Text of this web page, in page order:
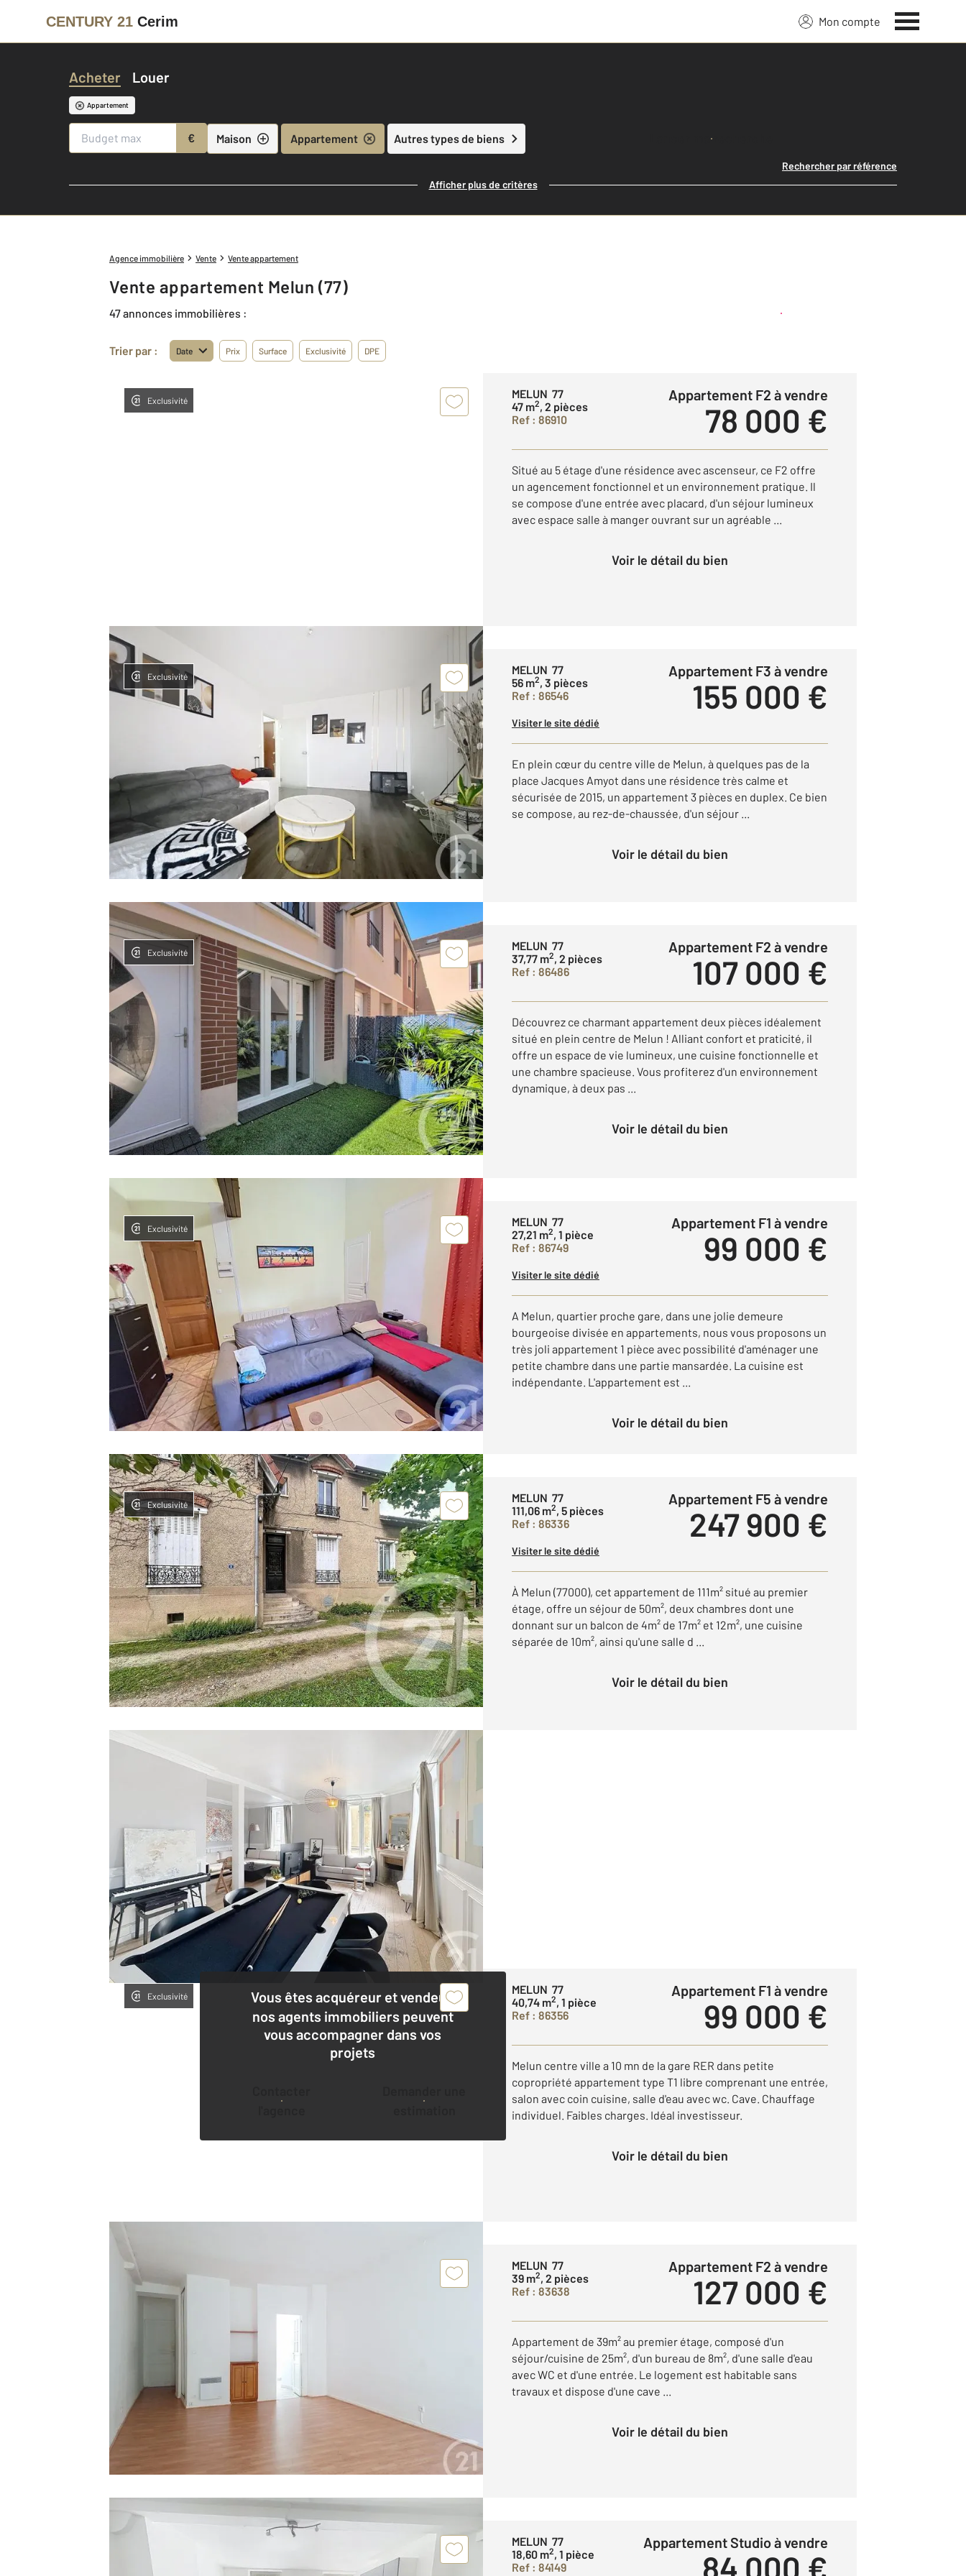
CENTURY 21 Cerim Mon compte
Acheter Louer
Appartement
€ Maison Appartement Autres types de biens Lancer ma recherche
Rechercher par référence
Afficher plus de critères
Agence immobilière Vente Vente appartement
Vente appartement Melun (77)
47 annonces immobilières : Créer une alerte
Trier par : Date Prix Surface Exclusivité DPE
Exclusivité
MELUN 77
47 m2, 2 pièces
Ref : 86910
Appartement F2 à vendre
78 000 €
Situé au 5 étage d'une résidence avec ascenseur, ce F2 offre
un agencement fonctionnel et un environnement pratique. Il
se compose d'une entrée avec placard, d'un séjour lumineux
avec espace salle à manger ouvrant sur un agréable ...
Voir le détail du bien
Exclusivité
MELUN 77
56 m2, 3 pièces
Ref : 86546
Appartement F3 à vendre
155 000 €
Visiter le site dédié
En plein cœur du centre ville de Melun, à quelques pas de la
place Jacques Amyot dans une résidence très calme et
sécurisée de 2015, un appartement 3 pièces en duplex. Ce bien
se compose, au rez-de-chaussée, d'un séjour ...
Voir le détail du bien
Exclusivité
MELUN 77
37,77 m2, 2 pièces
Ref : 86486
Appartement F2 à vendre
107 000 €
Découvrez ce charmant appartement deux pièces idéalement
situé en plein centre de Melun ! Alliant confort et praticité, il
offre un espace de vie lumineux, une cuisine fonctionnelle et
une chambre spacieuse. Vous profiterez d'un environnement
dynamique, à deux pas ...
Voir le détail du bien
Exclusivité
MELUN 77
27,21 m2, 1 pièce
Ref : 86749
Appartement F1 à vendre
99 000 €
Visiter le site dédié
A Melun, quartier proche gare, dans une jolie demeure
bourgeoise divisée en appartements, nous vous proposons un
très joli appartement 1 pièce avec possibilité d'aménager une
petite chambre dans une partie mansardée. La cuisine est
indépendante. L'appartement est ...
Voir le détail du bien
Exclusivité
MELUN 77
111,06 m2, 5 pièces
Ref : 86336
Appartement F5 à vendre
247 900 €
Visiter le site dédié
À Melun (77000), cet appartement de 111m² situé au premier
étage, offre un séjour de 50m², deux chambres dont une
donnant sur un balcon de 4m² de 17m² et 12m², une cuisine
séparée de 10m², ainsi qu'une salle d ...
Voir le détail du bien
Vous êtes acquéreur et vendeur,
nos agents immobiliers peuvent
vous accompagner dans vos
projets
Exclusivité
MELUN 77
40,74 m2, 1 pièce
Ref : 86356
Appartement F1 à vendre
99 000 €
Melun centre ville a 10 mn de la gare RER dans petite
copropriété appartement type T1 libre comprenant une entrée,
salon avec coin cuisine, salle d'eau avec wc. Cave. Chauffage
individuel. Faibles charges. Idéal investisseur.
Voir le détail du bien
MELUN 77
39 m2, 2 pièces
Ref : 83638
Appartement F2 à vendre
127 000 €
Appartement de 39m² au premier étage, composé d'un
séjour/cuisine de 25m², d'un bureau de 8m², d'une salle d'eau
avec WC et d'une entrée. Le logement est habitable sans
travaux et dispose d'une cave ...
Voir le détail du bien
MELUN 77
18,60 m2, 1 pièce
Ref : 84149
Appartement Studio à vendre
84 000 €